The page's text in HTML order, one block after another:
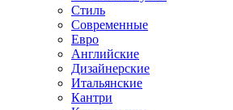
Стиль
Современные
Евро
Английские
Дизайнерские
Итальянские
Кантри